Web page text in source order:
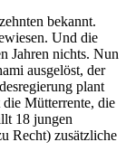
bekannt.
Und die
Jahren nichts. Nun
ausgelöst, der
plant
Mütterrente, die
18 jungen
Recht) zusätzliche